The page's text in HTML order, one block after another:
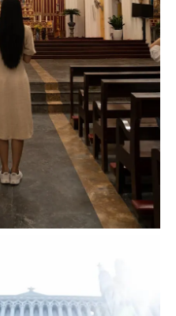
(Ảnh Mẫn Sầu)
bị bỏ hoang, hiện tại chỉ
vẻ điêu tàn kèm bức tượng
một địa điểm thu hút khách
Hải Lý.